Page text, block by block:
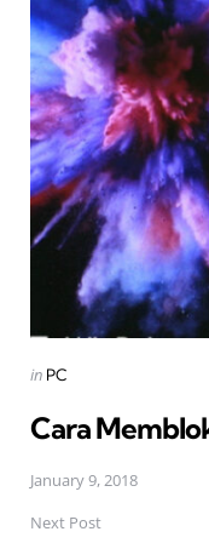
Posted
in PC
Cara
January 9, 2018
Next Post